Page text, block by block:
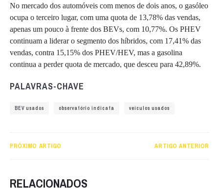
No mercado dos automóveis com menos de dois anos, o gasóleo
ocupa o terceiro lugar, com uma quota de 13,78% das vendas,
apenas um pouco à frente dos BEVs, com 10,77%. Os PHEV
continuam a liderar o segmento dos híbridos, com 17,41% das
vendas, contra 15,15% dos PHEV/HEV, mas a gasolina
continua a perder quota de mercado, que desceu para 42,89%.
PALAVRAS-CHAVE
BEV usados observatório indicata veículos usados
PRÓXIMO ARTIGO ARTIGO ANTERIOR
RELACIONADOS